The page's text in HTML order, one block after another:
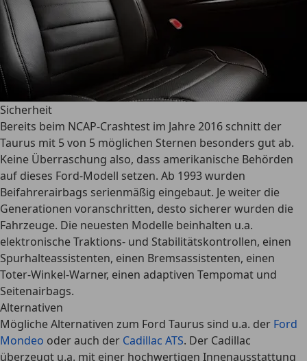
Sicherheit
Bereits beim NCAP-Crashtest im Jahre 2016 schnitt der
Taurus mit 5 von 5 möglichen Sternen besonders gut ab.
Keine Überraschung also, dass amerikanische Behörden
auf dieses Ford-Modell setzen. Ab 1993 wurden
Beifahrerairbags serienmäßig eingebaut. Je weiter die
Generationen voranschritten, desto sicherer wurden die
Fahrzeuge. Die neuesten Modelle beinhalten u.a.
elektronische Traktions- und Stabilitätskontrollen, einen
Spurhalteassistenten, einen Bremsassistenten, einen
Toter-Winkel-Warner, einen adaptiven Tempomat und
Seitenairbags.
Alternativen
Mögliche Alternativen zum Ford Taurus sind u.a. der Ford
Mondeo oder auch der Cadillac ATS. Der Cadillac
überzeugt u.a. mit einer hochwertigen Innenausstattung